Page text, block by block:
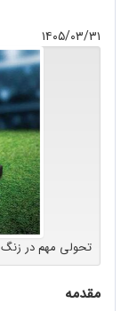
۱۴۰۵/۰۳/۳۱
تحولی مهم در
مقدمه